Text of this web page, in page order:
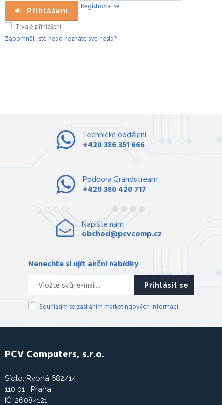
Přihlášení
Registrovat se
Trvalé přihlášení
Zapomněli jste nebo neznáte své heslo?
Technické oddělení
+420 386 351 666
Podpora Grandstream
+420 380 420 717
Napište nám
obchod@pcvcomp.cz
Nenechte si ujít akční nabídky
Přihlásit se
Souhlasím se zasíláním marketingových informací
PCV Computers, s.r.o.
Sídlo: Rybná 682/14
110 01 Praha
IČ: 26084121